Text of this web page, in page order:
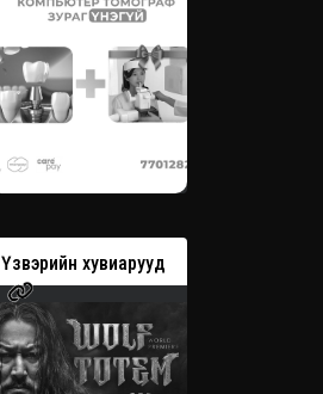
Үзвэрийн хувиарууд